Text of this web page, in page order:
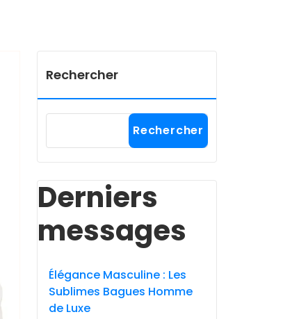
Rechercher
Rechercher
Derniers
messages
Élégance Masculine : Les
Sublimes Bagues Homme
de Luxe